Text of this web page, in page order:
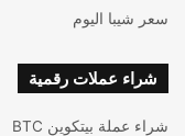
سعر شيبا اليوم
شراء عملات رقمية
شراء عملة بيتكوين BTC